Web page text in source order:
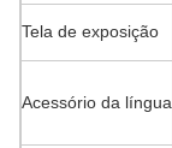
Tela de exposição
Acessório da língua